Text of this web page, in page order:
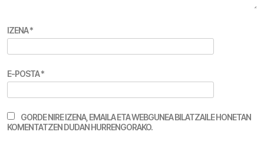
IZENA*
E-POSTA*
GORDE NIRE IZENA, EMAILA ETA WEBGUNEA BILATZAILE HONETAN
KOMENTATZEN DUDAN HURRENGORAKO.